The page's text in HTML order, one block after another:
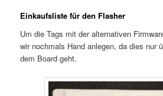
Einkaufsliste für den Flasher
Um die Tags mit der alternativen
wir nochmals Hand anlegen, da dies nur
dem Board geht.